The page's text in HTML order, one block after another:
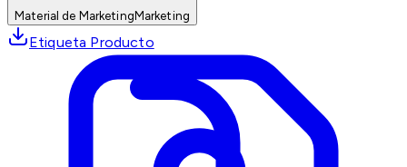
Material de MarketingMarketing
Etiqueta Producto